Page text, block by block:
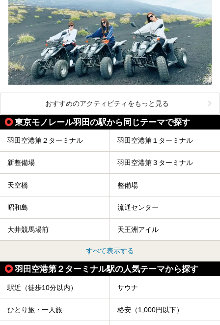
おすすめのアクティビティをもっと見る
東京モノレール羽田の駅から同じテーマで探す
羽田空港第２ターミナル 羽田空港第１ターミナル
新整備場 羽田空港第３ターミナル
天空橋 整備場
昭和島 流通センター
大井競馬場前 天王洲アイル
すべて表示する
羽田空港第２ターミナル駅の人気テーマから探す
駅近（徒歩10分以内） サウナ
ひとり旅・一人旅 格安（1,000円以下）